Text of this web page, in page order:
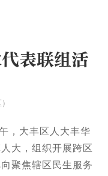
表联组活
，大丰区人大丰华
大，组织开展跨区
聚焦辖区民生服务